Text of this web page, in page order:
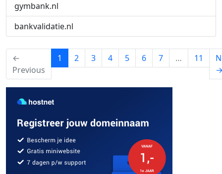
gymbank.nl
bankvalidatie.nl
←
Previous
1 (current)
2 3 4 5 6 7 … 11